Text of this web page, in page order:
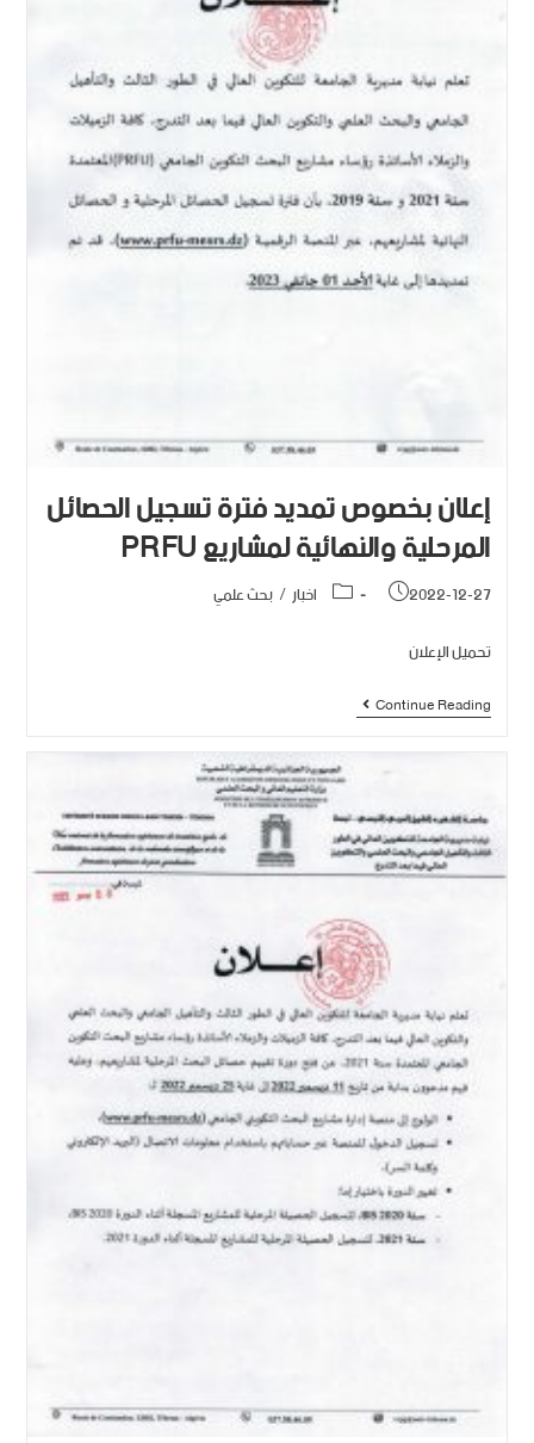
إعلان بخصوص تمديد فترة تسجيل الحصائل
المرحلية والنهائية لمشاريع PRFU‎‎
2022-12-27 اخبار/بحث علمي
تحميل الإعلان
Continue Reading